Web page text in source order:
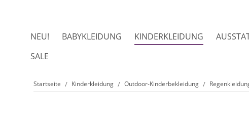
NEU! BABYKLEIDUNG KINDERKLEIDUNG
SALE
Startseite Kinderkleidung Outdoor-Kinderbekleidung